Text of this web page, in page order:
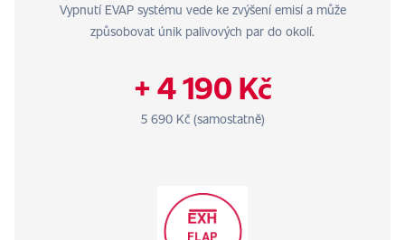
Vypnutí EVAP systému vede ke zvýšení emisí a může
způsobovat únik palivových par do okolí.
+ 4 190 Kč
5 690 Kč (samostatně)